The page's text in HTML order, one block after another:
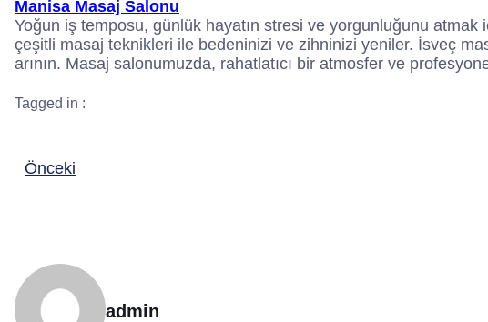
Manisa Masaj Salonu
Yoğun iş temposu, günlük hayatın stresi ve yorgunluğunu
çeşitli masaj teknikleri ile bedeninizi ve zihninizi yeniler. İsveç
arının. Masaj salonumuzda, rahatlatıcı bir atmosfer ve
Tagged in :
Önceki
admin